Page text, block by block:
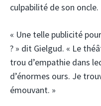
culpabilité de son oncle.
« Une telle publicité
? » dit Gielgud. « Le
trou d’empathie dans
d’énormes ours. Je
émouvant. »